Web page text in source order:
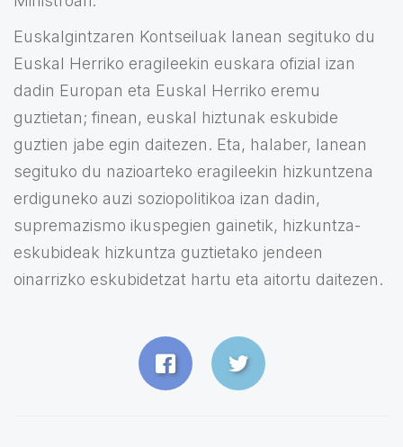
Euskalgintzaren Kontseiluak lanean segituko du
Euskal Herriko eragileekin euskara ofizial izan
dadin Europan eta Euskal Herriko eremu
guztietan; finean, euskal hiztunak eskubide
guztien jabe egin daitezen. Eta, halaber, lanean
segituko du nazioarteko eragileekin hizkuntzena
erdiguneko auzi soziopolitikoa izan dadin,
supremazismo ikuspegien gainetik, hizkuntza-
eskubideak hizkuntza guztietako jendeen
oinarrizko eskubidetzat hartu eta aitortu daitezen.